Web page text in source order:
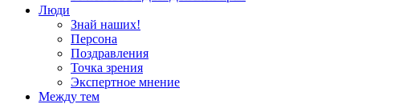
Люди
Знай наших!
Персона
Поздравления
Точка зрения
Экспертное мнение
Между тем